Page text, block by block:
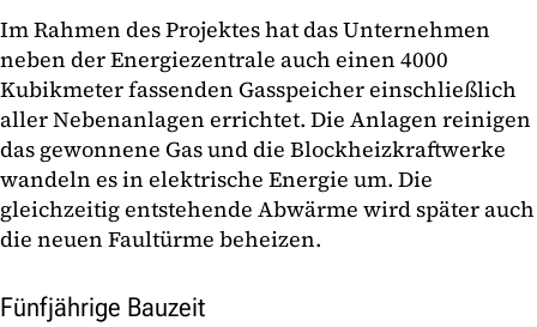
Im Rahmen des Projektes hat das Unternehmen
neben der Energiezentrale auch einen 4000
Kubikmeter fassenden Gasspeicher einschließlich
aller Nebenanlagen errichtet. Die Anlagen reinigen
das gewonnene Gas und die Blockheizkraftwerke
wandeln es in elektrische Energie um. Die
gleichzeitig entstehende Abwärme wird später auch
die neuen Faultürme beheizen.
Fünfjährige Bauzeit